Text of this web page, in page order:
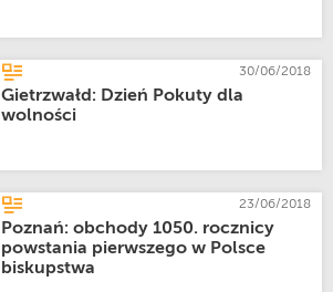
30/06/2018
Gietrzwałd: Dzień Pokuty dla
wolności
23/06/2018
Poznań: obchody 1050. rocznicy
powstania pierwszego w Polsce
biskupstwa